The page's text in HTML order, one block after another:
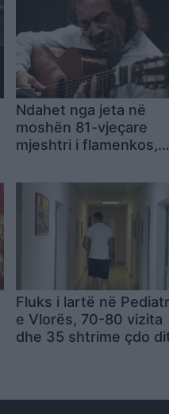
Ndahet nga jeta në
moshën 81-vjeçare
mjeshtri i flamenkos,
Fluks i lartë në
e Vlorës, 70-80 vizita
dhe 35 shtrime çdo